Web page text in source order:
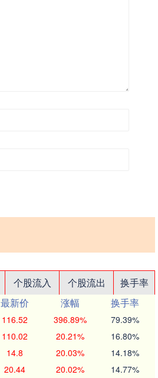
个股流入 个股流出
换手率
最新价 涨幅
换手率
116.52 396.89% 79.39%
110.02 20.21% 16.80%
14.8 20.03% 14.18%
20.44 20.02% 14.77%